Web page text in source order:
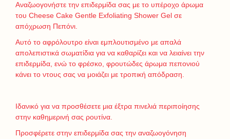
Αναζωογονήστε την επιδερμίδα σας με το υπέροχο άρωμα
του Cheese Cake Gentle Exfoliating Shower Gel σε
απόχρωση Πεπόνι.
Αυτό το αφρόλουτρο είναι εμπλουτισμένο με απαλά
απολεπιστικά σωματίδια για να καθαρίζει και να λειαίνει την
επιδερμίδα, ενώ το φρέσκο, φρουτώδες άρωμα πεπονιού
κάνει το ντους σας να μοιάζει με τροπική απόδραση.
Ιδανικό για να προσθέσετε μια έξτρα πινελιά περιποίησης
στην καθημερινή σας ρουτίνα.
Προσφέρετε στην επιδερμίδα σας την αναζωογόνηση